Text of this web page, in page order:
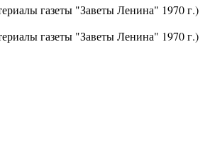
газеты "Заветы Ленина" 1970 г.)
газеты "Заветы Ленина" 1970 г.)